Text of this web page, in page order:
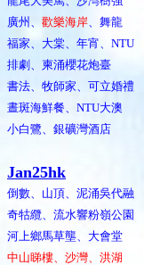
廣州、 歡樂海岸、舞龍
福家、大棠、年宵、NTU
排劇、柬涌櫻花炮臺
書法、牧師家、可立婚禮
晝斑海鮮餐、NTU大澳
小白鷺、銀礦灣酒店
Jan25hk
倒數、山頂、泥涌吳代融
奇牯纜、流水響粉嶺公園
河上鄉馬草壟、大會堂
中山睇樓、沙灣、洪湖